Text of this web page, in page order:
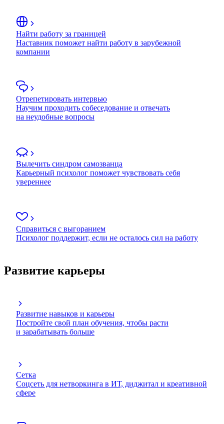
Найти работу за границей
Наставник поможет найти работу в зарубежной
компании
Отрепетировать интервью
Научим проходить собеседование и отвечать
на неудобные вопросы
Вылечить синдром самозванца
Карьерный психолог поможет чувствовать себя
увереннее
Справиться с выгоранием
Психолог поддержит, если не осталось сил на работу
Развитие карьеры
Развитие навыков и карьеры
Постройте свой план обучения, чтобы расти
и зарабатывать больше
Сетка
Соцсеть для нетворкинга в ИТ, диджитал и креативной
сфере